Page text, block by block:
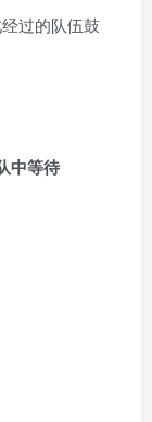
过的队伍鼓
中等待